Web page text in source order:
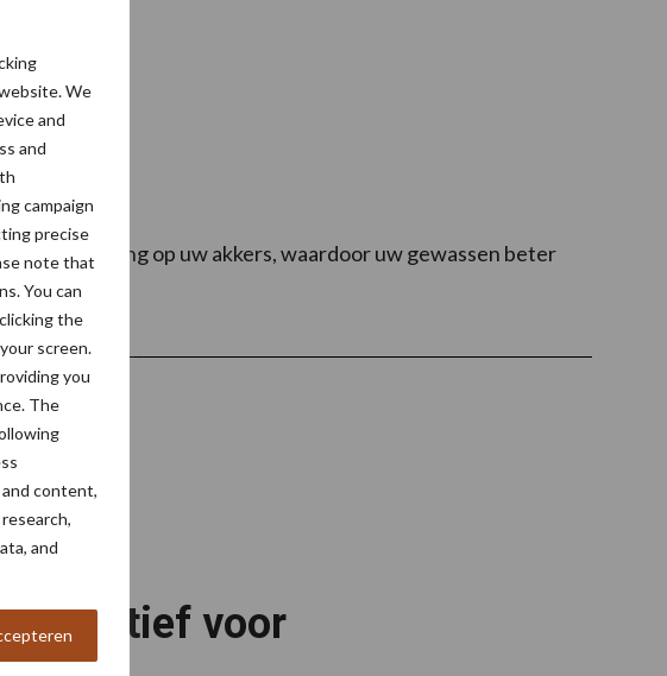
We
and
and
campaign
precise
note that
You can
the
screen.
you
The
content,
and
op uw akkers, waardoor uw gewassen beter
effectief voor